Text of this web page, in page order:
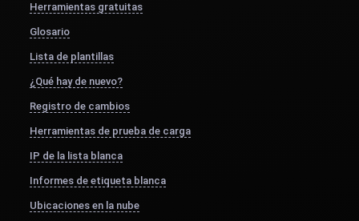
Herramientas gratuitas
Glosario
Lista de plantillas
¿Qué hay de nuevo?
Registro de cambios
Herramientas de prueba de carga
IP de la lista blanca
Informes de etiqueta blanca
Ubicaciones en la nube